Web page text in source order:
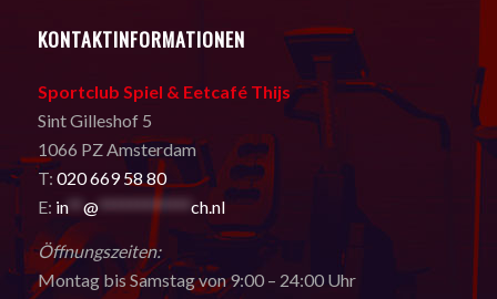
KONTAKTINFORMATIONEN
Sportclub Spiel & Eetcafé Thijs
Sint Gilleshof 5
1066 PZ Amsterdam
T: 020 669 58 80
E: in** @************ ch.nl
Öffnungszeiten:
Montag bis Samstag von 9:00 – 24:00 Uhr